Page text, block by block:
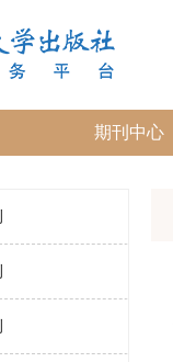
期刊中心